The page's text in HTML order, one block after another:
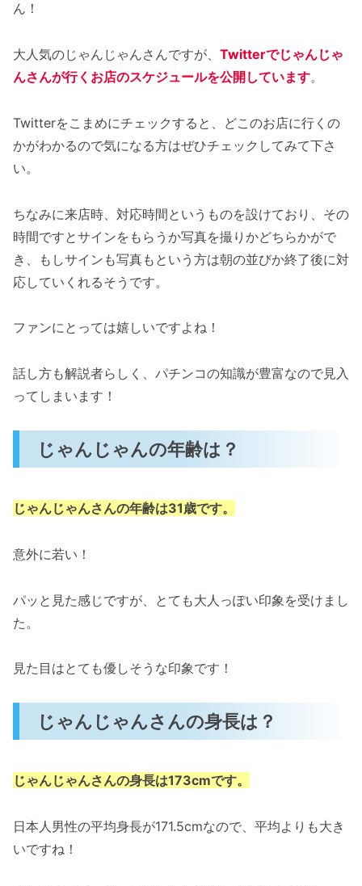
ん！
大人気のじゃんじゃんさんですが、 Twitterでじゃんじゃ
んさんが行くお店のスケジュールを公開しています。
Twitterをこまめにチェックすると、どこのお店に行くの
かがわかるので気になる方はぜひチェックしてみて下さ
い。
ちなみに来店時、対応時間というものを設けており、その
時間ですとサインをもらうか写真を撮りかどちらかがで
き、もしサインも写真もという方は朝の並びか終了後に対
応していくれるそうです。
ファンにとっては嬉しいですよね！
話し方も解説者らしく、パチンコの知識が豊富なので見入
ってしまいます！
じゃんじゃんの年齢は？
じゃんじゃんさんの年齢は31歳です。
意外に若い！
パッと見た感じですが、とても大人っぽい印象を受けまし
た。
見た目はとても優しそうな印象です！
じゃんじゃんさんの身長は？
じゃんじゃんさんの身長は173cmです。
日本人男性の平均身長が171.5cmなので、平均よりも大き
いですね！